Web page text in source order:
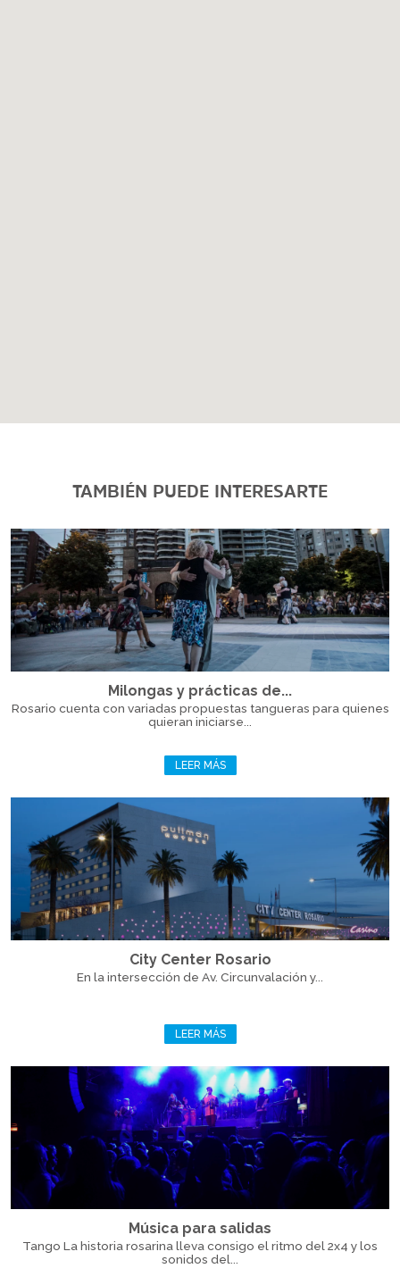
TAMBIÉN PUEDE INTERESARTE
Milongas y prácticas de...
Rosario cuenta con variadas propuestas tangueras para quienes
quieran iniciarse...
LEER MÁS
City Center Rosario
En la intersección de Av. Circunvalación y...
LEER MÁS
Música para salidas
Tango La historia rosarina lleva consigo el ritmo del 2x4 y los
sonidos del...